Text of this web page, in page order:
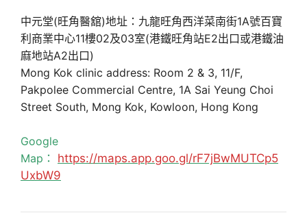
中元堂(旺角醫舘)地址：九龍旺角西洋菜南街1A號百寶
利商業中心11樓02及03室(港鐵旺角站E2出口或港鐵油
麻地站A2出口)
Mong Kok clinic address: Room 2 & 3, 11/F,
Pakpolee Commercial Centre, 1A Sai Yeung Choi
Street South, Mong Kok, Kowloon, Hong Kong
Google
Map： https://maps.app.goo.gl/rF7jBwMUTCp5
UxbW9